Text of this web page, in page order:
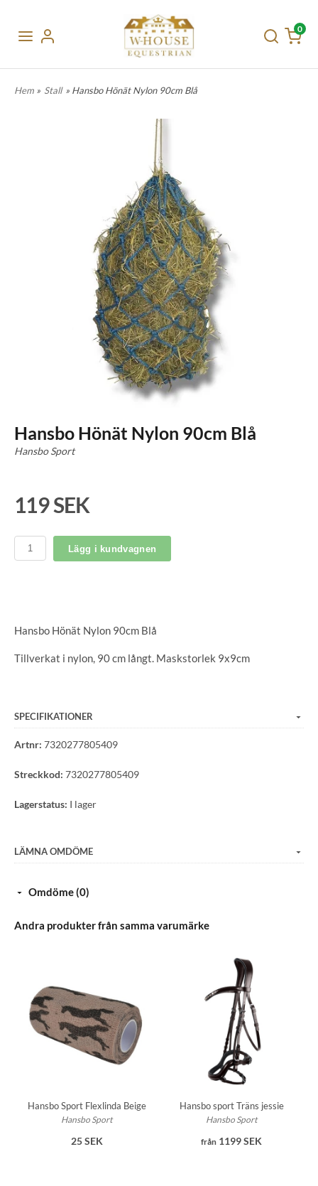
0
Hem » Stall » Hansbo Hönät Nylon 90cm Blå
Hansbo Hönät Nylon 90cm Blå
Hansbo Sport
119 SEK
Lägg i kundvagnen
Hansbo Hönät Nylon 90cm Blå
Tillverkat i nylon, 90 cm långt. Maskstorlek 9x9cm
SPECIFIKATIONER
Artnr: 7320277805409
Streckkod: 7320277805409
Lagerstatus: I lager
LÄMNA OMDÖME
Omdöme (0)
Andra produkter från samma varumärke
Hansbo Sport Flexlinda Beige
Hansbo Sport
25 SEK
Hansbo sport Träns jessie
Hansbo Sport
från 1199 SEK